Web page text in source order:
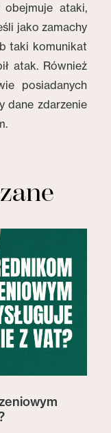
obejmuje ataki,
jako zamachy
taki komunikat
atak. Również
posiadanych
dane zdarzenie